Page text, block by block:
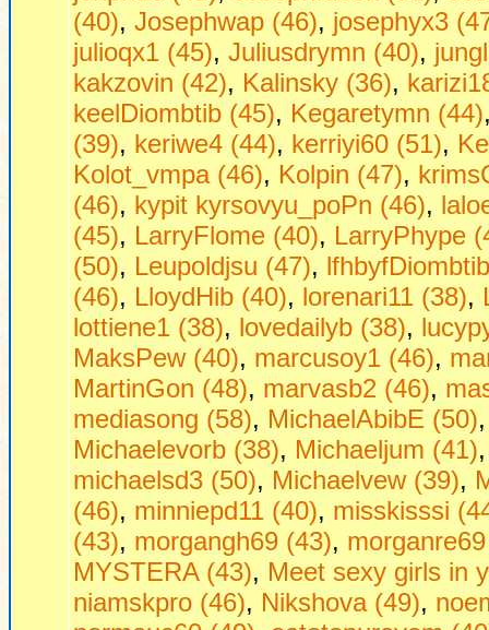
(40), Josephwap (46), josephyx3
julioqx1 (45), Juliusdrymn (40),
kakzovin (42), Kalinsky (36),
keelDiombtib (45), Kegaretymn (44)
(39), keriwe4 (44), kerriyi60 (51),
Kolot_vmpa (46), Kolpin (47),
(46), kypit kyrsovyu_poPn (46),
(45), LarryFlome (40), LarryPhype
(50), Leupoldjsu (47),
(46), LloydHib (40), lorenari11 (38),
lottiene1 (38), lovedailyb (38),
MaksPew (40), marcusoy1 (46),
MartinGon (48), marvasb2 (46),
mediasong (58), MichaelAbibE (50)
Michaelevorb (38), Michaeljum (41)
michaelsd3 (50), Michaelvew (39),
(46), minniepd11 (40), misskisssi
(43), morgangh69 (43),
MYSTERA (43), Mееt sеxy girls in
niamskpro (46), Nikshova (49),